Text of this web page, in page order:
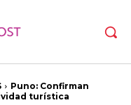
Puno: Confirman
turística